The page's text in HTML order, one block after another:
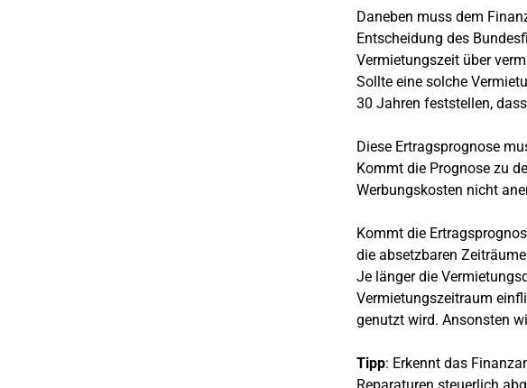
Daneben muss dem
Entscheidung des
Vermietungszeit über
Sollte eine solche
30 Jahren feststellen,
Diese Ertragsprognose
Kommt die Prognose zu
Werbungskosten nicht
Kommt die
die absetzbaren
Je länger die
Vermietungszeitraum
genutzt wird. Ansonsten
Tipp: Erkennt das